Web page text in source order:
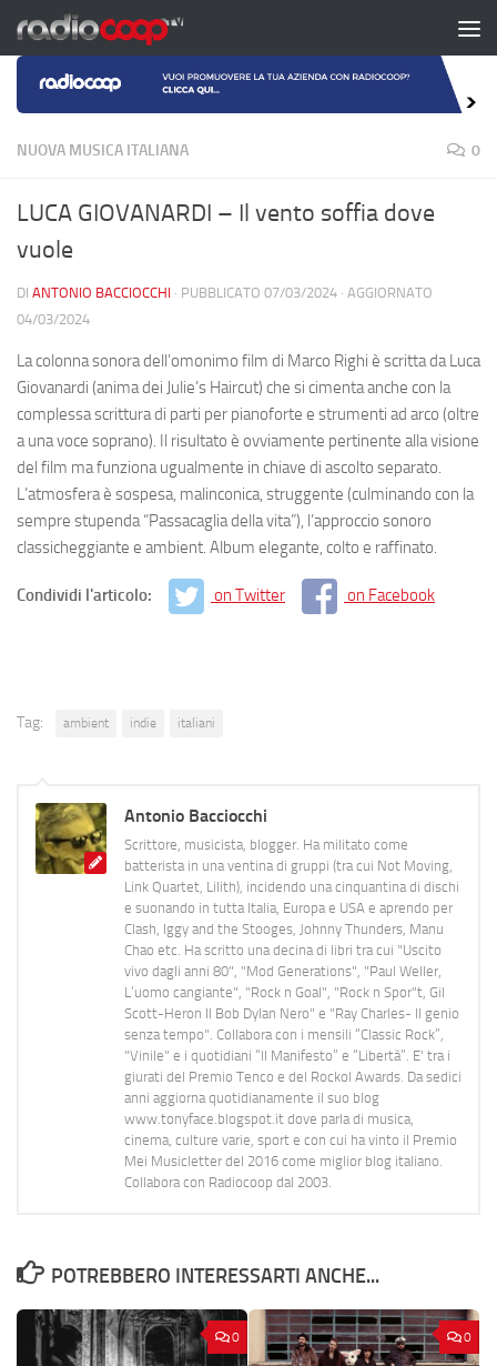
Salta al contenuto
NUOVA MUSICA ITALIANA 0
LUCA GIOVANARDI – Il vento soffia dove
vuole
DI ANTONIO BACCIOCCHI · PUBBLICATO 07/03/2024 · AGGIORNATO
04/03/2024
La colonna sonora dell’omonimo film di Marco Righi è scritta da Luca
Giovanardi (anima dei Julie’s Haircut) che si cimenta anche con la
complessa scrittura di parti per pianoforte e strumenti ad arco (oltre
a una voce soprano). Il risultato è ovviamente pertinente alla visione
del film ma funziona ugualmente in chiave di ascolto separato.
L’atmosfera è sospesa, malinconica, struggente (culminando con la
sempre stupenda “Passacaglia della vita”), l’approccio sonoro
classicheggiante e ambient. Album elegante, colto e raffinato.
Condividi l'articolo: on Twitter on Facebook
Tag: ambient indie italiani
Antonio Bacciocchi
Scrittore, musicista, blogger. Ha militato come
batterista in una ventina di gruppi (tra cui Not Moving,
Link Quartet, Lilith), incidendo una cinquantina di dischi
e suonando in tutta Italia, Europa e USA e aprendo per
Clash, Iggy and the Stooges, Johnny Thunders, Manu
Chao etc. Ha scritto una decina di libri tra cui "Uscito
vivo dagli anni 80", "Mod Generations", "Paul Weller,
L’uomo cangiante", "Rock n Goal", "Rock n Spor"t, Gil
Scott-Heron Il Bob Dylan Nero" e "Ray Charles- Il genio
senza tempo". Collabora con i mensili “Classic Rock”,
"Vinile" e i quotidiani “Il Manifesto” e “Libertà”. E' tra i
giurati del Premio Tenco e del Rockol Awards. Da sedici
anni aggiorna quotidianamente il suo blog
www.tonyface.blogspot.it dove parla di musica,
cinema, culture varie, sport e con cui ha vinto il Premio
Mei Musicletter del 2016 come miglior blog italiano.
Collabora con Radiocoop dal 2003.
POTREBBERO INTERESSARTI ANCHE...
0 0